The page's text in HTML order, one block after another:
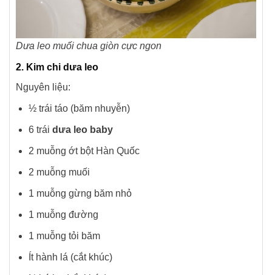
Dưa leo muối chua giòn cực ngon
2. Kim chi dưa leo
Nguyên liệu:
½ trái táo (băm nhuyễn)
6 trái dưa leo baby
2 muỗng ớt bột Hàn Quốc
2 muỗng muối
1 muỗng gừng băm nhỏ
1 muỗng đường
1 muỗng tỏi băm
Ít hành lá (cắt khúc)